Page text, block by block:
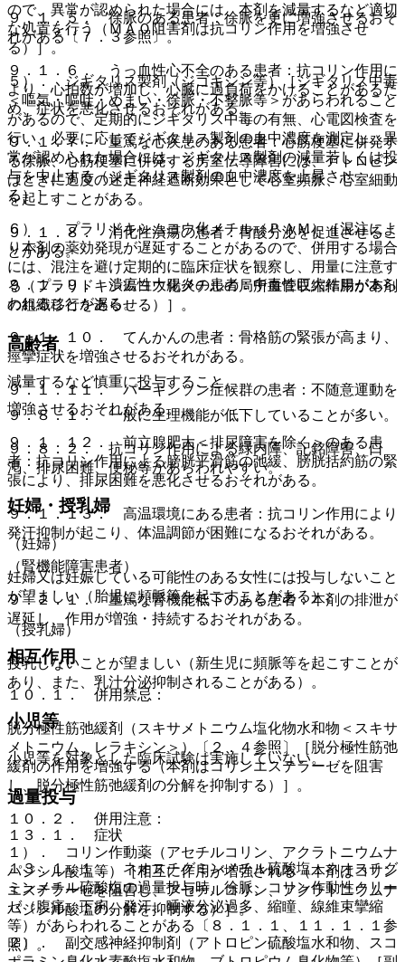
ので、異常が認められた場合には、本剤を減量するなど適切
な処置を行う（ＭＡＯ阻害剤は抗コリン作用を増強させ
る）］。
５）． ジギタリス製剤（ジゴキシン等）［ジギタリス中毒
＜嘔気・嘔吐・めまい・徐脈・不整脈等＞があらわれること
があるので、定期的にジギタリス中毒の有無、心電図検査を
行い、必要に応じてジギタリス製剤の血中濃度を測定し、異
常が認められた場合には、ジギタリス製剤の減量若しくは投
与を中止する（ジギタリス製剤の血中濃度を上昇させ
る）］。
６）． プラリドキシムヨウ化メチル（ＰＡＭ）［混注によ
り本剤の薬効発現が遅延することがあるので、併用する場合
には、混注を避け定期的に臨床症状を観察し、用量に注意す
る（プラリドキシムヨウ化メチルの局所血管収縮作用が本剤
の組織移行を遅らせる）］。
高齢者
減量するなど慎重に投与すること。
９．８．１． 一般に生理機能が低下していることが多い。
９．８．２． 抗コリン作用による緑内障、記銘障害、口
渇、排尿困難、便秘等があらわれやすい。
妊婦・授乳婦
（妊婦）
妊婦又は妊娠している可能性のある女性には投与しないこと
が望ましい（胎児に頻脈等を起こすことがある）。
（授乳婦）
授乳しないことが望ましい（新生児に頻脈等を起こすことが
あり、また、乳汁分泌抑制されることがある）。
小児等
小児等を対象とした臨床試験は実施していない。
過量投与
１３．１． 症状
１３．１．１． ネオスチグミンメチル硫酸塩：ネオスチグ
ミンメチル硫酸塩の過量投与時、徐脈、コリン作動性クリー
ゼ（腹痛、下痢、発汗、唾液分泌過多、縮瞳、線維束攣縮
等）があらわれることがある〔８．１．１、１１．１．１参
照〕。
９．１．５． 徐脈のある患者：徐脈を更に増強させるおそ
れがある〔７．３参照〕。
９．１．６． うっ血性心不全のある患者：抗コリン作用に
より、心拍数が増加し、心臓に過負荷をかけることがあるた
め、症状を悪化させるおそれがある。
９．１．７． 重篤な心疾患のある患者：心筋梗塞に併発す
る徐脈、心筋梗塞に併発する房室伝導障害には、アトロピン
はときに過度の迷走神経遮断効果として心室頻脈、心室細動
を起こすことがある。
９．１．８． 消化性潰瘍の患者：胃酸分泌を促進させるこ
とがある。
９．１．９． 潰瘍性大腸炎の患者：中毒性巨大結腸があら
われることがある。
９．１．１０． てんかんの患者：骨格筋の緊張が高まり、
痙攣症状を増強させるおそれがある。
９．１．１１． パーキンソン症候群の患者：不随意運動を
増強させるおそれがある。
９．１．１２． 前立腺肥大＜排尿障害を除く＞のある患
者：抗コリン作用による膀胱平滑筋の弛緩、膀胱括約筋の緊
張により、排尿困難を悪化させるおそれがある。
９．１．１３． 高温環境にある患者：抗コリン作用により
発汗抑制が起こり、体温調節が困難になるおそれがある。
（腎機能障害患者）
９．２．１． 重篤な腎機能低下のある患者：本剤の排泄が
遅延し、作用が増強・持続するおそれがある。
相互作用
１０．１． 併用禁忌：
脱分極性筋弛緩剤（スキサメトニウム塩化物水和物＜スキサ
メトニウム、レラキシン＞）〔２．４参照〕［脱分極性筋弛
緩剤の作用を増強する（本剤はコリンエステラーゼを阻害
し、脱分極性筋弛緩剤の分解を抑制する）］。
１０．２． 併用注意：
１）． コリン作動薬（アセチルコリン、アクラトニウムナ
パジシル酸塩等）［相互に作用が増強される（本剤はコリン
エステラーゼを阻害し、アセチルコリン、アクラトニウムナ
パジシル酸塩の分解を抑制する）］。
２）． 副交感神経抑制剤（アトロピン硫酸塩水和物、スコ